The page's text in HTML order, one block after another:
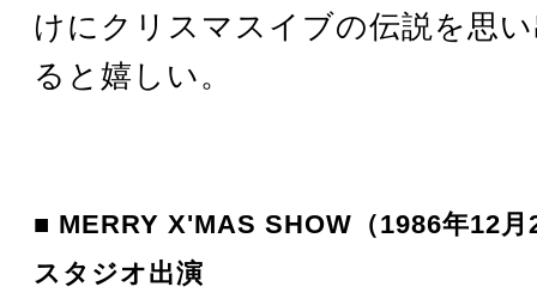
けにクリスマスイブの伝説を思
ると嬉しい。
■ MERRY X'MAS SHOW（1986年12月
スタジオ出演